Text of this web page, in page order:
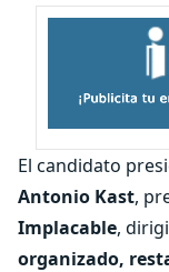
El candidato
Antonio Kast,
Implacable,
organizado,